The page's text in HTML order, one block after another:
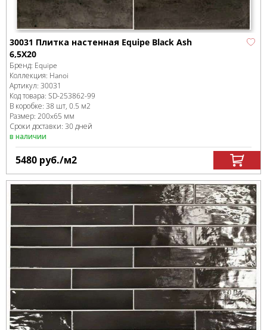
30031 Плитка настенная Equipe Black Ash
6,5X20
Бренд: Equipe
Коллекция: Hanoi
Артикул: 30031
Код товара: SD-253862-99
В коробке: 38 шт, 0.5 м2
Размер: 200x65 мм
Сроки доставки: 30 дней
в наличии
5480 руб./м2